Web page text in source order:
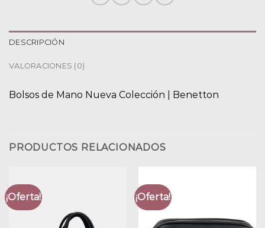
DESCRIPCIÓN
VALORACIONES (0)
Bolsos de Mano Nueva Colección | Benetton
PRODUCTOS RELACIONADOS
¡Oferta! ¡Oferta!